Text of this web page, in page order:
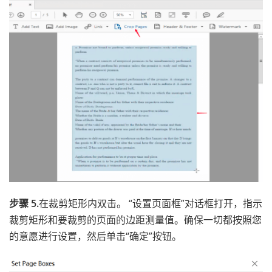
步骤 5.在裁剪矩形内双击。 “设置页面框”对话框打开，指示
裁剪矩形和要裁剪的页面的边距测量值。确保一切都按照您
的意愿进行设置，然后单击“确定”按钮。